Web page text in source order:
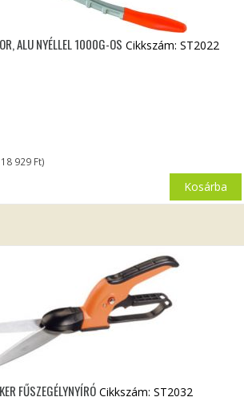
ALU NYÉLLEL 1000G-OS
18 929 Ft)
Cikkszám: ST2022
Kosárba
FŰSZEGÉLYNYÍRÓ Cikkszám: ST2032